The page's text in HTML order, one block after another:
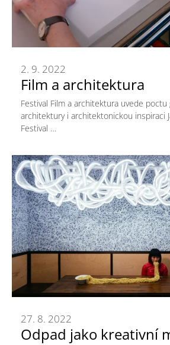
Film a architektura
2. 9. 2022
Festival Film a architektura uvede
architektury i architektonickou inspiraci
Festival …
Odpad jako kreativní
27. 8. 2022